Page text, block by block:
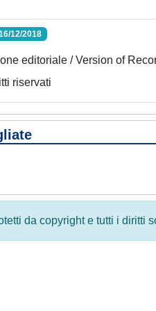
12/2018
editoriale / Version of
riservati
da copyright e tutti i